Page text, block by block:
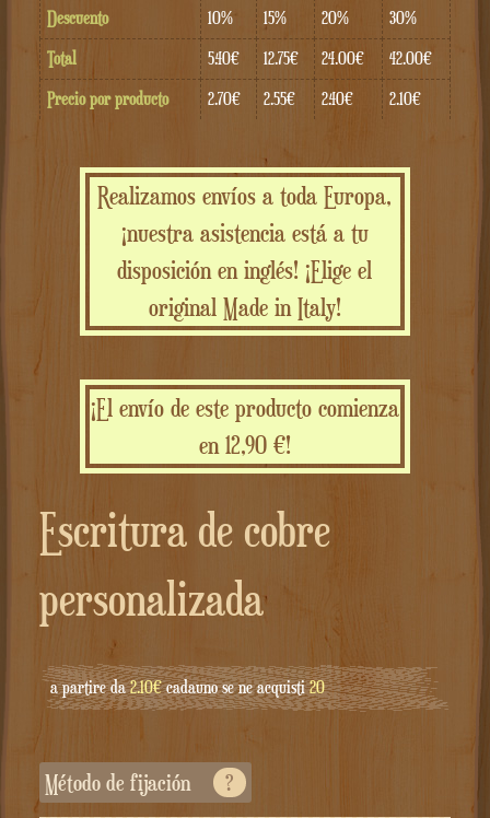
Descuento
10% 15% 20%
30%
Total
5.40€ 12.75€ 24.00€
42.00€
Precio por producto
2.70€ 2.55€ 2.40€ 2.10€
Realizamos envíos a toda Europa,
¡nuestra asistencia está a tu
disposición en inglés! ¡Elige el
original Made in Italy!
¡El envío de este producto comienza
en 12,90 €!
Escritura de cobre
personalizada
a partire da2.10€cadauno se ne acquisti20
Método de fijación ?